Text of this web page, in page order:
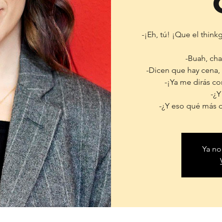
-¡Eh, tú! ¡Que el
-Buah,
-Dicen que hay
-¡Ya me dirás
-
Ya